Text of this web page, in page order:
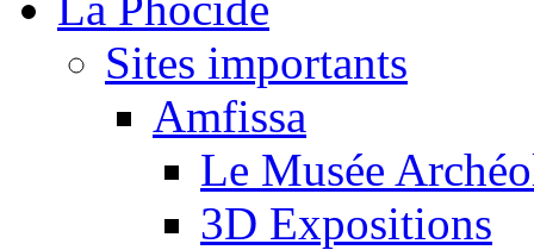
Sites importants
Amfissa
Le Musée
3D Expositions